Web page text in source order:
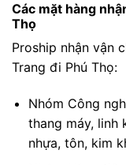
Các mặt hàng
Thọ
Proship nhận vận
Trang đi Phú Thọ:
Nhóm Công
thang máy, linh
nhựa, tôn, kim